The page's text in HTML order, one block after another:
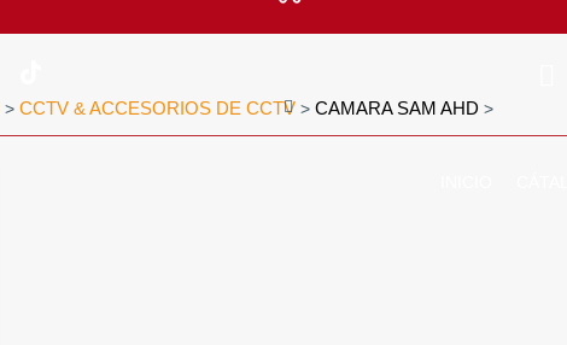
> CCTV & ACCESORIOS DE CCTV > CAMARA SAM AHD >